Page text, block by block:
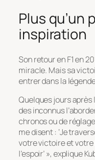
Plus qu’un
inspiration
Son retour en F1 en
miracle. Mais sa
entrer dans la
Quelques jours après
des inconnus
chronos ou de
me disent : ‘Je
votre victoire et
l’espoir’ », explique